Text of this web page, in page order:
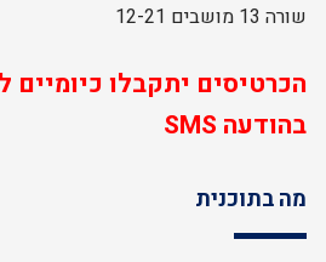
שורה 13 מושבים 12-21
הכרטיסים יתקבלו כיומיים
בהודעה SMS
מה בתוכנית